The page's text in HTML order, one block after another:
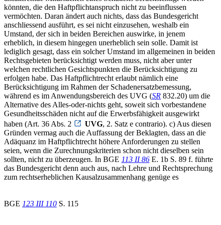
könnten, die den Haftpflichtanspruch nicht zu beeinflussen
vermöchten. Daran ändert auch nichts, dass das Bundesgericht
anschliessend ausführt, es sei nicht einzusehen, weshalb ein
Umstand, der sich in beiden Bereichen auswirke, in jenem
erheblich, in diesem hingegen unerheblich sein solle. Damit ist
lediglich gesagt, dass ein solcher Umstand im allgemeinen in beiden
Rechtsgebieten berücksichtigt werden muss, nicht aber unter
welchen rechtlichen Gesichtspunkten die Berücksichtigung zu
erfolgen habe. Das Haftpflichtrecht erlaubt nämlich eine
Berücksichtigung im Rahmen der Schadenersatzbemessung,
während es im Anwendungsbereich des UVG (SR 832.20) um die
Alternative des Alles-oder-nichts geht, soweit sich vorbestandene
Gesundheitsschäden nicht auf die Erwerbsfähigkeit ausgewirkt
haben (Art. 36 Abs. 2
UVG, 2. Satz e contrario). c) Aus diesen
Gründen vermag auch die Auffassung der Beklagten, dass an die
Adäquanz im Haftpflichtrecht höhere Anforderungen zu stellen
seien, wenn die Zurechnungskriterien schon nicht dieselben sein
sollten, nicht zu überzeugen. In BGE 113 II 86 E. 1b S. 89 f. führte
das Bundesgericht denn auch aus, nach Lehre und Rechtsprechung
zum rechtserheblichen Kausalzusammenhang genüge es
BGE 123 III 110 S. 115